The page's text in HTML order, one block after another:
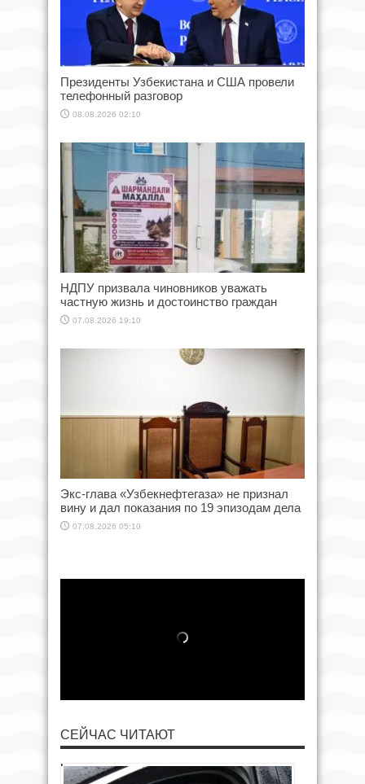
Президенты Узбекистана и США провели
телефонный разговор
08.08.2026 02:10
НДПУ призвала чиновников уважать
частную жизнь и достоинство граждан
07.08.2026 19:10
Экс-глава «Узбекнефтегаза» не признал
вину и дал показания по 19 эпизодам дела
07.08.2026 05:10
СЕЙЧАС ЧИТАЮТ